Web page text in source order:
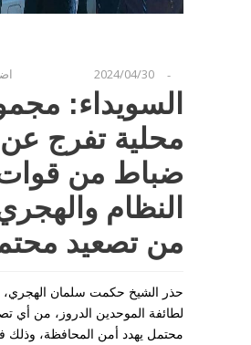
-
2024/04/30
السويداء:
ضباط من
النظام
من تصعيد
حذر الشيخ حكمت سلمان الهجري،
لطائفة الموحدين الدروز، من أي
محتمل يهدد أمن المحافظة،